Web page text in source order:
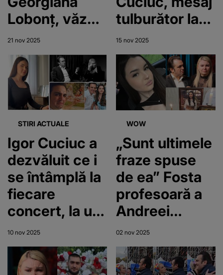
online
Lobonț, văzuți
împreună în
străinătate!
Unde se afla
soția lui în tot
acest timp
21 nov 2025
tulburător la
fix un an de la
moartea
Andreei.
Adolescenta
de 17 ani a
murit la Balul
Bobocilor
15 nov 2025
STIRI ACTUALE
Igor Cuciuc a
dezvăluit ce i
se întâmplă la
fiecare
concert, la un
an de la
moartea
Andreei!
10 nov 2025
WOW
„Sunt ultimele
fraze spuse
de ea” Fosta
profesoară a
Andreei
Cuciuc a rupt
tăcerea! A
dezvăluit
02 nov 2025